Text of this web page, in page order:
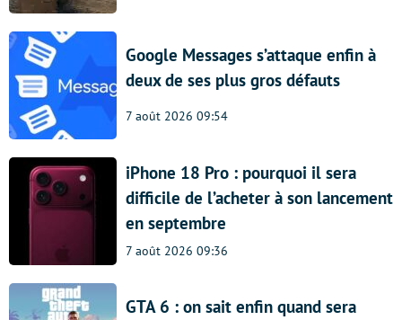
Google Messages s’attaque enfin à
deux de ses plus gros défauts
7 août 2026 09:54
iPhone 18 Pro : pourquoi il sera
difficile de l’acheter à son lancement
en septembre
7 août 2026 09:36
GTA 6 : on sait enfin quand sera